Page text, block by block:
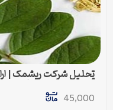
تحلیل شرکت ریشمک |
آمده با رویکرد تحیلی
45,000